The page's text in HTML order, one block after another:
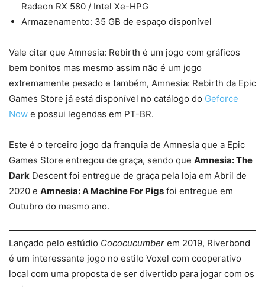
Radeon RX 580 / Intel Xe-HPG
Armazenamento: 35 GB de espaço disponível
Vale citar que Amnesia: Rebirth é um jogo com gráficos
bem bonitos mas mesmo assim não é um jogo
extremamente pesado e também, Amnesia: Rebirth da Epic
Games Store já está disponível no catálogo do Geforce
Now e possui legendas em PT-BR.
Este é o terceiro jogo da franquia de Amnesia que a Epic
Games Store entregou de graça, sendo que Amnesia: The
Dark Descent foi entregue de graça pela loja em Abril de
2020 e Amnesia: A Machine For Pigs foi entregue em
Outubro do mesmo ano.
Lançado pelo estúdio Cococucumber em 2019, Riverbond
é um interessante jogo no estilo Voxel com cooperativo
local com uma proposta de ser divertido para jogar com os